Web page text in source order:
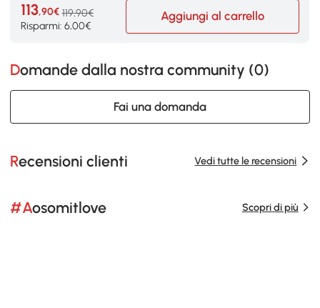
113,90€ 119,90€
Risparmi: 6,00€
Aggiungi al carrello
Domande dalla nostra community (0)
Fai una domanda
Recensioni clienti Vedi tutte le recensioni
#Aosomitlove Scopri di più